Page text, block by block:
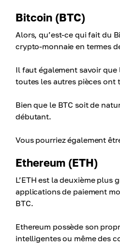
Bitcoin (BTC)
Alors, qu’est-ce qui fait du
crypto-monnaie en termes
Il faut également savoir que
toutes les autres pièces ont
Bien que le BTC soit de
débutant.
Vous pourriez également
Ethereum (ETH)
L’ETH est la deuxième
applications de paiement
BTC.
Ethereum possède son
intelligentes ou même des